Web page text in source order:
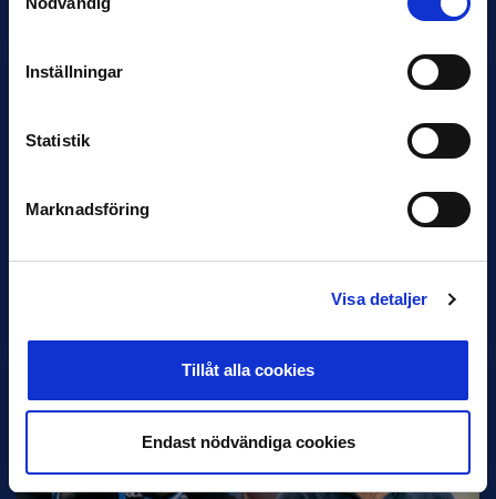
Inställningar
Statistik
Marknadsföring
Visa detaljer
Tillåt alla cookies
Endast nödvändiga cookies
avslutats.…